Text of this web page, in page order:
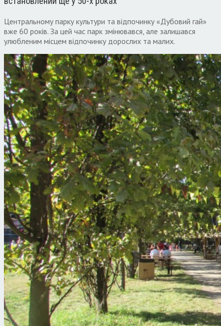
Центральному парку культури та відпочинку «Дубовий гай»
вже 60 років. За цей час парк змінювався, але залишався
улюбленим місцем відпочинку дорослих та малих.